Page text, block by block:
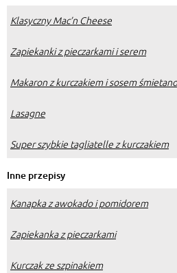
Klasyczny Mac’n Cheese
Zapiekanki z pieczarkami i serem
Makaron z kurczakiem i sosem
Lasagne
Super szybkie tagliatelle z kurczakiem
Inne przepisy
Kanapka z awokado i pomidorem
Zapiekanka z pieczarkami
Kurczak ze szpinakiem